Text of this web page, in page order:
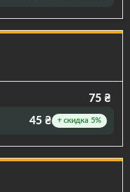
75 ₴
45 ₴ + скидка 5%